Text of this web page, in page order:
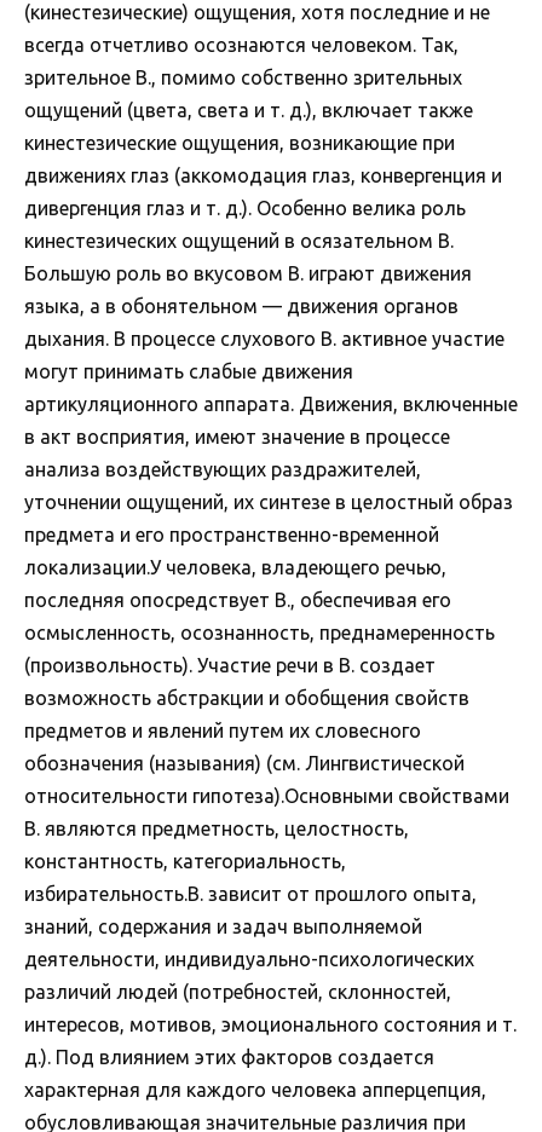
(кинестезические) ощущения, хотя последние и не
всегда отчетливо осознаются человеком. Так,
зрительное В., помимо собственно зрительных
ощущений (цвета, света и т. д.), включает также
кинестезические ощущения, возникающие при
движениях глаз (аккомодация глаз, конвергенция и
дивергенция глаз и т. д.). Особенно велика роль
кинестезических ощущений в осязательном В.
Большую роль во вкусовом В. играют движения
языка, а в обонятельном — движения органов
дыхания. В процессе слухового В. активное участие
могут принимать слабые движения
артикуляционного аппарата. Движения, включенные
в акт восприятия, имеют значение в процессе
анализа воздействующих раздражителей,
уточнении ощущений, их синтезе в целостный образ
предмета и его пространственно-временной
локализации.У человека, владеющего речью,
последняя опосредствует В., обеспечивая его
осмысленность, осознанность, преднамеренность
(произвольность). Участие речи в В. создает
возможность абстракции и обобщения свойств
предметов и явлений путем их словесного
обозначения (называния) (см. Лингвистической
относительности гипотеза).Основными свойствами
В. являются предметность, целостность,
константность, категориальность,
избирательность.В. зависит от прошлого опыта,
знаний, содержания и задач выполняемой
деятельности, индивидуально-психологических
различий людей (потребностей, склонностей,
интересов, мотивов, эмоционального состояния и т.
д.). Под влиянием этих факторов создается
характерная для каждого человека апперцепция,
обусловливающая значительные различия при